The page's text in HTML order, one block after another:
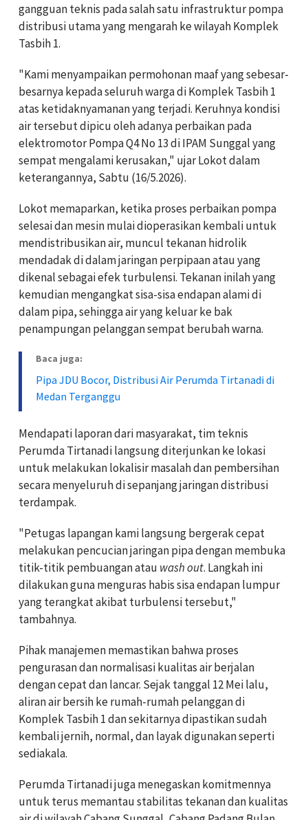
gangguan teknis pada salah satu infrastruktur pompa
distribusi utama yang mengarah ke wilayah Komplek
Tasbih 1.
"Kami menyampaikan permohonan maaf yang sebesar-
besarnya kepada seluruh warga di Komplek Tasbih 1
atas ketidaknyamanan yang terjadi. Keruhnya kondisi
air tersebut dipicu oleh adanya perbaikan pada
elektromotor Pompa Q4 No 13 di IPAM Sunggal yang
sempat mengalami kerusakan," ujar Lokot dalam
keterangannya, Sabtu (16/5.2026).
Lokot memaparkan, ketika proses perbaikan pompa
selesai dan mesin mulai dioperasikan kembali untuk
mendistribusikan air, muncul tekanan hidrolik
mendadak di dalam jaringan perpipaan atau yang
dikenal sebagai efek turbulensi. Tekanan inilah yang
kemudian mengangkat sisa-sisa endapan alami di
dalam pipa, sehingga air yang keluar ke bak
penampungan pelanggan sempat berubah warna.
Baca juga:
Pipa JDU Bocor, Distribusi Air Perumda Tirtanadi di
Medan Terganggu
Mendapati laporan dari masyarakat, tim teknis
Perumda Tirtanadi langsung diterjunkan ke lokasi
untuk melakukan lokalisir masalah dan pembersihan
secara menyeluruh di sepanjang jaringan distribusi
terdampak.
"Petugas lapangan kami langsung bergerak cepat
melakukan pencucian jaringan pipa dengan membuka
titik-titik pembuangan atau wash out. Langkah ini
dilakukan guna menguras habis sisa endapan lumpur
yang terangkat akibat turbulensi tersebut,"
tambahnya.
Pihak manajemen memastikan bahwa proses
pengurasan dan normalisasi kualitas air berjalan
dengan cepat dan lancar. Sejak tanggal 12 Mei lalu,
aliran air bersih ke rumah-rumah pelanggan di
Komplek Tasbih 1 dan sekitarnya dipastikan sudah
kembali jernih, normal, dan layak digunakan seperti
sediakala.
Perumda Tirtanadi juga menegaskan komitmennya
untuk terus memantau stabilitas tekanan dan kualitas